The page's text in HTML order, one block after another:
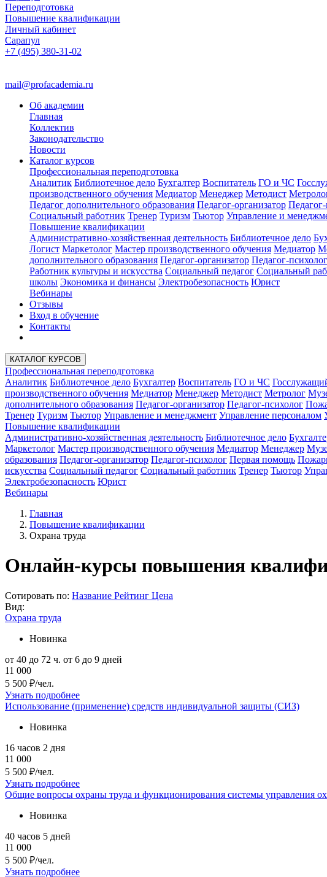
Переподготовка
Повышение квалификации
Личный кабинет
Сарапул
+7 (495) 380-31-02
mail@profacademia.ru
Об академии
Главная
Коллектив
Законодательство
Новости
Каталог курсов
Профессиональная переподготовка
Аналитик Библиотечное дело Бухгалтер Воспитатель ГО и ЧС
производственного обучения Медиатор Менеджер Методист
Педагог дополнительного образования Педагог-организатор
Социальный работник Тренер Туризм Тьютор Управление и
Повышение квалификации
Административно-хозяйственная деятельность Библиотечное дело
Логист Маркетолог Мастер производственного обучения Медиатор
дополнительного образования Педагог-организатор Педагог-психолог
Работник культуры и искусства Социальный педагог Социальный
школы Экономика и финансы Электробезопасность Юрист
Вебинары
Отзывы
Вход в обучение
Контакты
КАТАЛОГ КУРСОВ
Профессиональная переподготовка
Аналитик Библиотечное дело Бухгалтер Воспитатель ГО и ЧС
производственного обучения Медиатор Менеджер Методист Метролог
дополнительного образования Педагог-организатор Педагог-психолог
Тренер Туризм Тьютор Управление и менеджмент Управление персоналом
Повышение квалификации
Административно-хозяйственная деятельность Библиотечное дело
Маркетолог Мастер производственного обучения Медиатор Менеджер
образования Педагог-организатор Педагог-психолог Первая помощь
искусства Социальный педагог Социальный работник Тренер Тьютор
Электробезопасность Юрист
Вебинары
Главная
Повышение квалификации
Охрана труда
Онлайн-курсы повышения
Сотировать по: Название Рейтинг Цена
Вид:
Охрана труда
Новинка
от 40 до 72 ч. от 6 до 9 дней
11 000
5 500 ₽/чел.
Узнать подробнее
Использование (применение) средств индивидуальной защиты (СИЗ)
Новинка
16 часов 2 дня
11 000
5 500 ₽/чел.
Узнать подробнее
Общие вопросы охраны труда и функционирования системы управления
Новинка
40 часов 5 дней
11 000
5 500 ₽/чел.
Узнать подробнее